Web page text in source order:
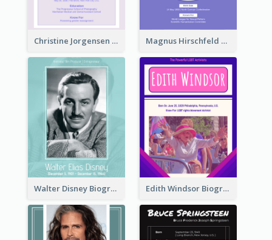
Christine Jorgensen Biography Magnus Hirschfeld Biography
Walter Disney Biography Edith Windsor Biography